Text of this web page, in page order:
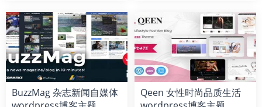
BuzzMag 杂志新闻自媒体
Qeen 女性时尚品质生活